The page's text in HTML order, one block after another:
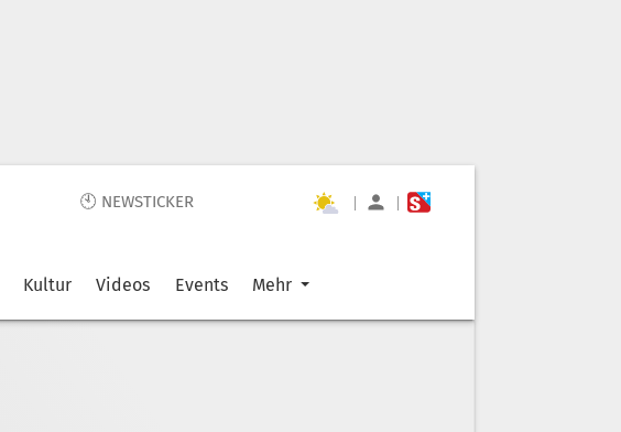
🕙 NEWSTICKER | |
Kultur Videos Events Mehr